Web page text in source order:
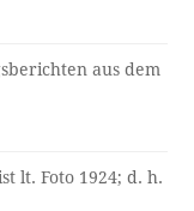
aus dem
lt. Foto 1924; d. h.